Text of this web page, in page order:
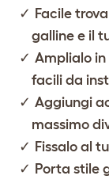
Facile
galline e il
Amplialo
facili da
Aggiungi
massimo
Fissalo al
Porta stile